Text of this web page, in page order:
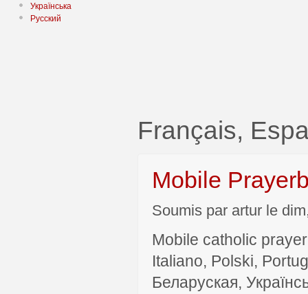
Українська
Русский
Français,
Mobile
Soumis par artur le
Mobile catholic
Italiano, Polski,
Беларуская,